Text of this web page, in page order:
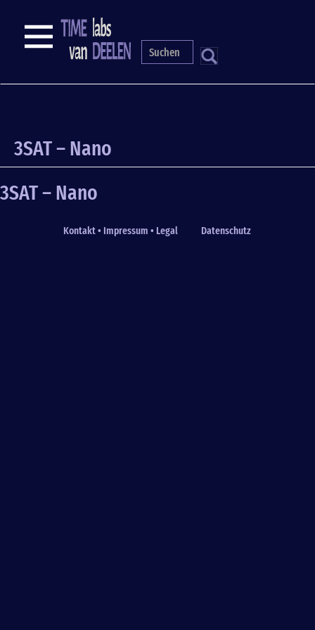
content
S
NAVIGATION
3SAT – Nano
3SAT – Nano
Fußzeile
Kontakt • Impressum • Legal Datenschutz